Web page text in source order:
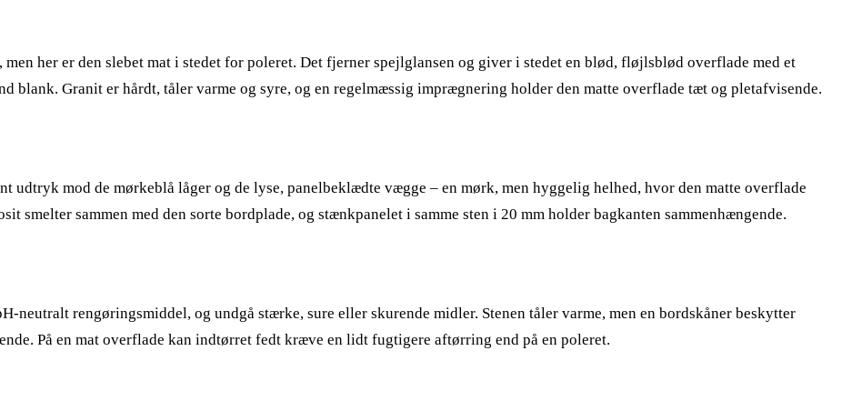
her er den slebet mat i stedet for poleret. Det fjerner spejlglansen og giver i stedet en blød, fløjlsblød overflade med et
blank. Granit er hårdt, tåler varme og syre, og en regelmæssig imprægnering holder den matte overflade tæt og pletafvisende.
udtryk mod de mørkeblå låger og de lyse, panelbeklædte vægge – en mørk, men hyggelig helhed, hvor den matte overflade
smelter sammen med den sorte bordplade, og stænkpanelet i samme sten i 20 mm holder bagkanten sammenhængende.
neutralt rengøringsmiddel, og undgå stærke, sure eller skurende midler. Stenen tåler varme, men en bordskåner beskytter
På en mat overflade kan indtørret fedt kræve en lidt fugtigere aftørring end på en poleret.